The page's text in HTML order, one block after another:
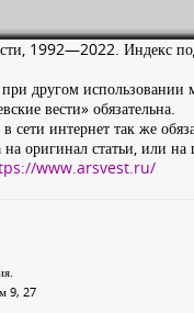
1992—2022. Индекс
другом использовании
вести» обязательна.
сети интернет так же
оригинал статьи, или на
www.arsvest.ru/
9, 27